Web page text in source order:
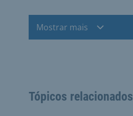
Mostrar mais
Tópicos relacionados